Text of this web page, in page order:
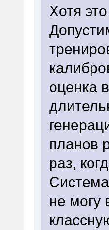
Хотя
оценка
планов
раз,
не могу